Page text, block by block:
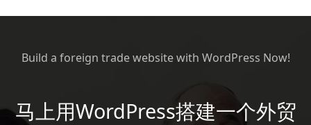
Build a foreign trade website with WordPress Now!
马上用WordPress搭建一个外贸